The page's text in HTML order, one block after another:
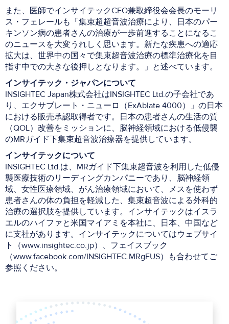
また、医師でインサイテックCEO兼取締役会会長のモーリ
ス・フェレールも「集束超超音波治療により、日本のパー
キンソン病の患者さんの治療が一歩前進することになるこ
のニュースを大変うれしく思います。新たな疾患への適応
拡大は、世界中の国々で集束超音波治療の標準治療化を目
指す中での大きな後押しとなります。」と述べています。
インサイテック・ジャパンについて
INSIGHTEC Japan株式会社はINSIGHTEC Ltd.の子会社であ
り、エクサブレート・ニューロ（ExAblate 4000）」の日本
における販売承認取得者です。日本の患者さんの生活の質
（QOL）改善をミッションに、脳神経領域における低侵襲
のMRガイド下集束超音波治療器を提供しています。
インサイテックについて
INSIGHTEC Ltd.は、MRガイド下集束超音波を利用した低侵
襲医療技術のリーディングカンパニーであり、脳神経領
域、女性医療領域、がん治療領域において、メスを使わず
患者さんの体の負担を軽減した、集束超音波による外科的
治療の選択肢を提供しています。インサイテックはイスラ
エルのハイファと米国マイアミを本社に、日本、中国など
に支社があります。インサイテックについてはウェブサイ
ト（www.insightec.co.jp）、フェイスブック
（www.facebook.com/INSIGHTEC.MRgFUS）も合わせてご
参照ください。